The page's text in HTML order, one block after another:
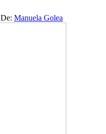
De: Manuela Golea